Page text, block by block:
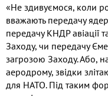
«Не здивуємося, коли
вважають передачу
передачу КНДР авіації
Заходу, чи передачу
загрозою Заходу. Або,
аеродрому, звідки
для НАТО. Під таким